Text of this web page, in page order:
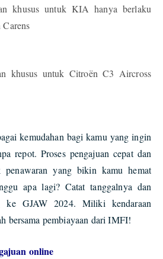
khusus untuk KIA hanya berlaku
khusus untuk Citroën C3 Aircross
kemudahan bagi kamu yang ingin
repot. Proses pengajuan cepat dan
penawaran yang bikin kamu hemat
apa lagi? Catat tanggalnya dan
ke GJAW 2024. Miliki kendaraan
bersama pembiayaan dari IMFI!
online